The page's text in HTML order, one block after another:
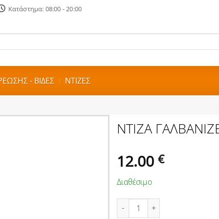
Κατάστημα: 08:00 - 20:00
- ΒΙΔΕΣ / ΝΤΙΖΕΣ
ΝΤΙΖΑ
12.00 €
Διαθέσιμο
ΝΤΙΖΑ ΓΑΛΒΑΝΙΖΕ DIN 975